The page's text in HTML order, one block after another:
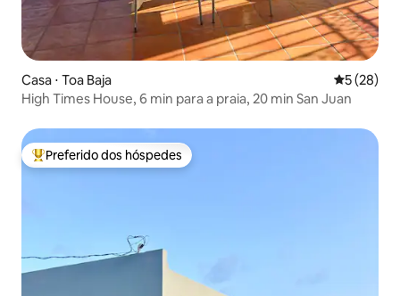
Casa ⋅ Toa Baja 5 de uma
5 (28)
High Times House, 6 min para a praia, 20 min San Juan
Entre os melhores preferidos dos hóspedes
Preferido dos hóspedes